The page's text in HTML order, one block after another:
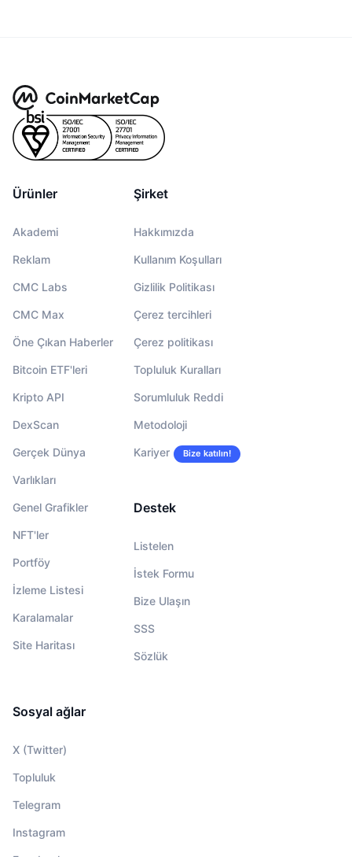
Ürünler
Akademi
Reklam
CMC Labs
CMC Max
Öne Çıkan Haberler
Bitcoin ETF'leri
Kripto API
DexScan
Gerçek Dünya
Varlıkları
Genel Grafikler
NFT'ler
Portföy
İzleme Listesi
Karalamalar
Site Haritası
Şirket
Hakkımızda
Kullanım Koşulları
Gizlilik Politikası
Çerez tercihleri
Çerez politikası
Topluluk Kuralları
Sorumluluk Reddi
Metodoloji
Kariyer Bize katılın!
Destek
Listelen
İstek Formu
Bize Ulaşın
SSS
Sözlük
Sosyal ağlar
X (Twitter)
Topluluk
Telegram
Instagram